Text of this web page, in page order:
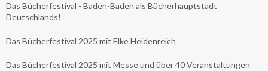
Das Bücherfestival - Baden-Baden als Bücherhauptstadt
Deutschlands!
Das Bücherfestival 2025 mit Elke Heidenreich
Das Bücherfestival 2025 mit Messe und über 40 Veranstaltungen